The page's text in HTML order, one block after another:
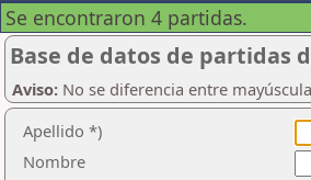
Se encontraron 4 partidas.
Base de datos de partidas
Aviso: No se diferencia entre
Apellido *)
Nombre